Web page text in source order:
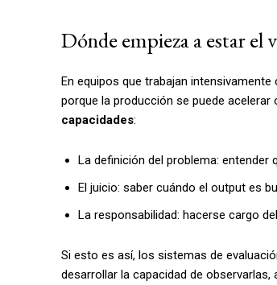
Dónde empieza a estar el
En equipos que trabajan
porque la producción se puede
capacidades:
La definición del problema: entender
El juicio: saber cuándo el output es
La responsabilidad: hacerse cargo
Si esto es así, los sistemas de
desarrollar la capacidad de